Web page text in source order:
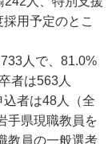
用予定のとこ
人で、81.0%
者は563人
込者は48人（全
手県現職教員を
教員の一般選考